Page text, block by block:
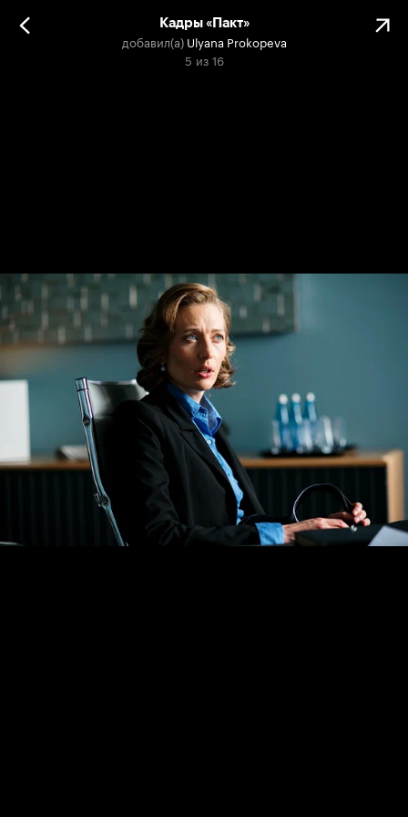
Кадры «Пакт»
добавил(а) Ulyana Prokopeva
5 из 16